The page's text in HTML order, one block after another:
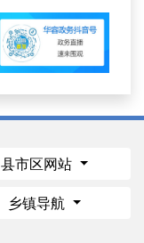
县市区网站
乡镇导航